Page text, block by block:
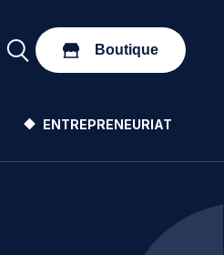
Boutique
ENTREPRENEURIAT